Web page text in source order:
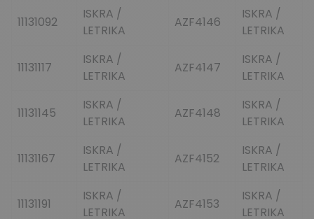
11131092
ISKRA /
LETRIKA
AZF4146
ISKRA /
LETRIKA
11131117
ISKRA /
LETRIKA
AZF4147
ISKRA /
LETRIKA
11131145
ISKRA /
LETRIKA
AZF4148
ISKRA /
LETRIKA
11131167
ISKRA /
LETRIKA
AZF4152
ISKRA /
LETRIKA
11131191
ISKRA /
LETRIKA
AZF4153
ISKRA /
LETRIKA